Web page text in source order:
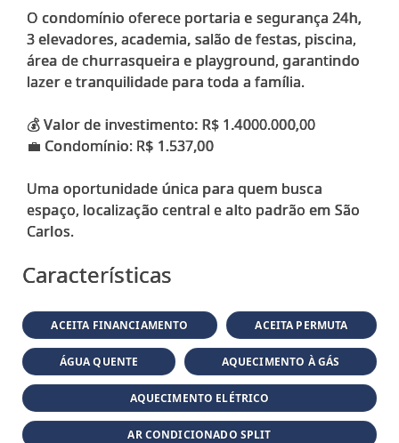
O condomínio oferece portaria e segurança 24h,
3 elevadores, academia, salão de festas, piscina,
área de churrasqueira e playground, garantindo
lazer e tranquilidade para toda a família.
💰 Valor de investimento: R$ 1.4000.000,00
💼 Condomínio: R$ 1.537,00
Uma oportunidade única para quem busca
espaço, localização central e alto padrão em São
Características
ACEITA FINANCIAMENTO ACEITA PERMUTA
ÁGUA QUENTE AQUECIMENTO À GÁS
AQUECIMENTO ELÉTRICO
AR CONDICIONADO SPLIT